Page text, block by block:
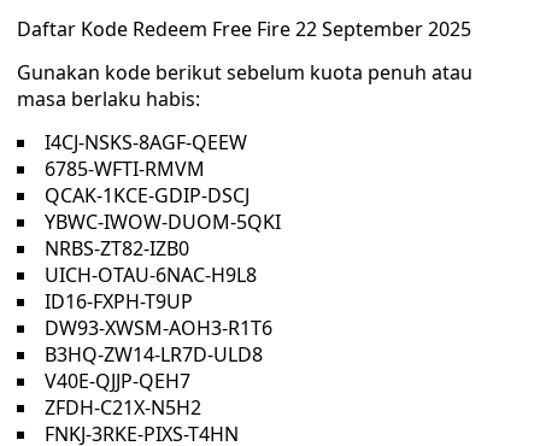
Daftar Kode Redeem Free Fire 22 September 2025
Gunakan kode berikut sebelum kuota penuh atau
masa berlaku habis:
I4CJ-NSKS-8AGF-QEEW
6785-WFTI-RMVM
QCAK-1KCE-GDIP-DSCJ
YBWC-IWOW-DUOM-5QKI
NRBS-ZT82-IZB0
UICH-OTAU-6NAC-H9L8
ID16-FXPH-T9UP
DW93-XWSM-AOH3-R1T6
B3HQ-ZW14-LR7D-ULD8
V40E-QJJP-QEH7
ZFDH-C21X-N5H2
FNKJ-3RKE-PIXS-T4HN